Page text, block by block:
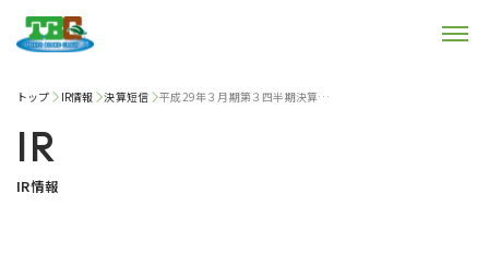
トップ IR情報 決算短信 平成29年３月期第３四半期決算短信〔日本基準〕(連結)
IR
IR情報